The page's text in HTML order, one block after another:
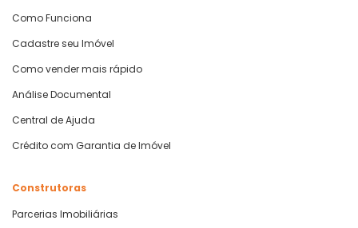
Como Funciona
Cadastre seu Imóvel
Como vender mais rápido
Análise Documental
Central de Ajuda
Crédito com Garantia de Imóvel
Construtoras
Parcerias Imobiliárias